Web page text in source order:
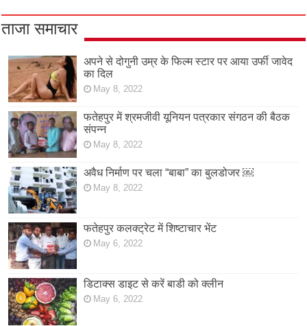
ताजा समाचार
अपने से दोगुनी उम्र के फिल्म स्टार पर आया उर्फी जावेद
का दिल
May 8, 2022
फतेहपुर में श्रमजीवी यूनियन पत्रकार संगठन की बैठक
संपन्न
May 8, 2022
अवैध निर्माण पर चला “बाबा” का बुलडोजर ￼
May 8, 2022
फतेहपुर कलक्ट्रेट में शिष्टाचार भेंट
May 6, 2022
डिटाक्स डाइट से करें बाडी को क्लीन
May 6, 2022